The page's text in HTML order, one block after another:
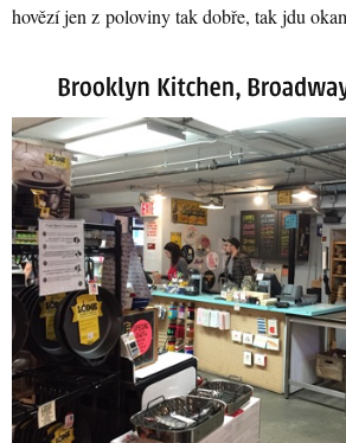
hovězí jen z poloviny tak dobře, tak jdu